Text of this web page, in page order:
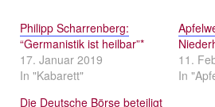
Philipp Scharrenberg:
“Germanistik ist heilbar”*
17. Januar 2019
In "Kabarett"
11.
In
Die Deutsche Börse beteiligt